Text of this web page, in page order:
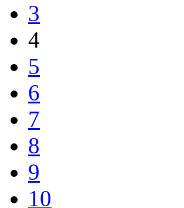
3
4
5
6
7
8
9
10